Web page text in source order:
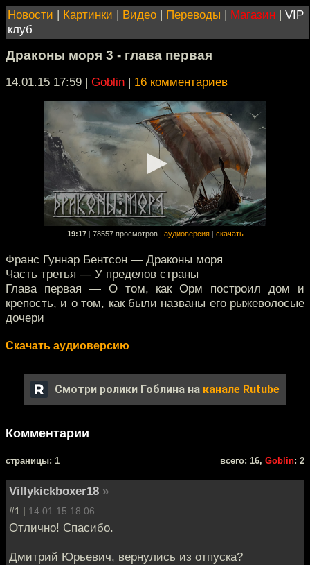
Новости | Картинки | Видео | Переводы | Магазин | VIP
клуб
Драконы моря 3 - глава первая
14.01.15 17:59 | Goblin | 16 комментариев
19:17 78557 просмотров аудиоверсия скачать
Франс Гуннар Бентсон — Драконы моря
Часть третья — У пределов страны
Глава первая — О том, как Орм построил дом и
крепость, и о том, как были названы его рыжеволосые
дочери
Скачать аудиоверсию
Смотри ролики Гоблина на канале Rutube
Комментарии
cтраницы: 1 всего: 16, Goblin: 2
Villykickboxer18 »
#1 | 14.01.15 18:06
Отлично! Спасибо.
Дмитрий Юрьевич, вернулись из отпуска?